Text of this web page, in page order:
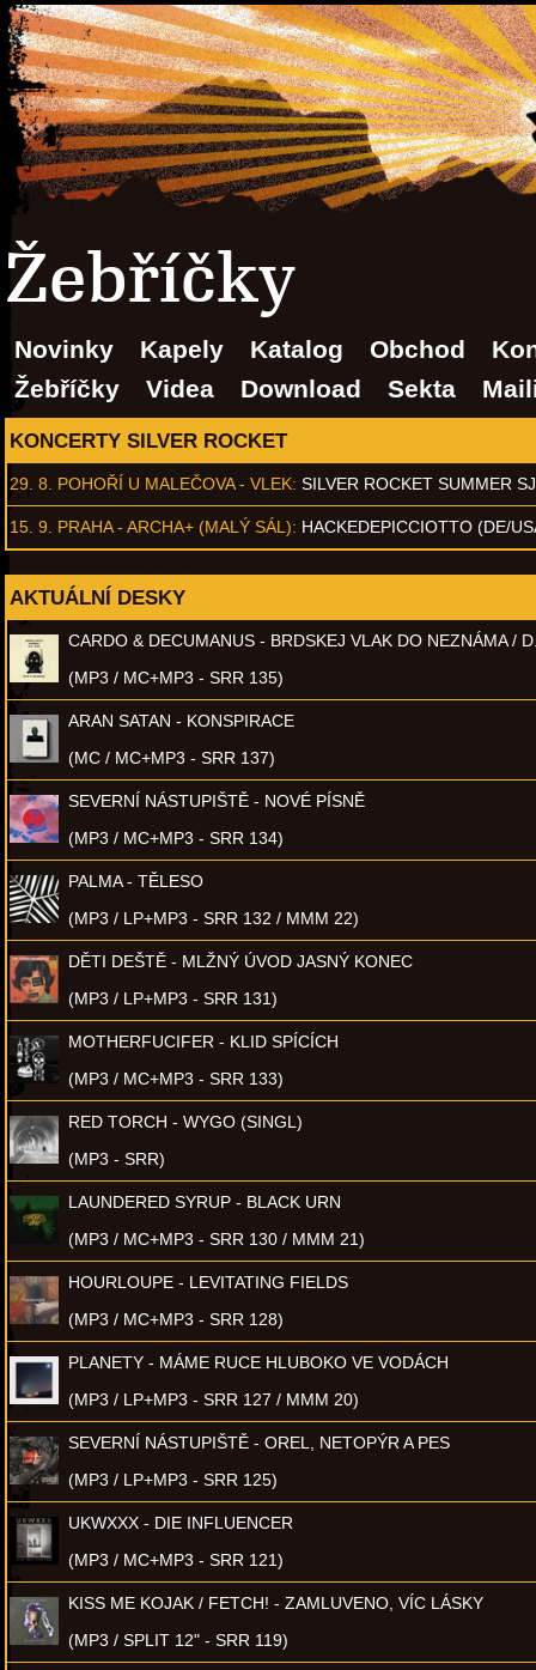
Žebříčky
Novinky Kapely Katalog Obchod
Žebříčky
Videa Download Sekta
KONCERTY SILVER ROCKET
29. 8. POHOŘÍ U MALEČOVA - VLEK: SILVER ROCKET SUMMER
15. 9. PRAHA - ARCHA+ (MALÝ SÁL): HACKEDEPICCIOTTO (DE/
AKTUÁLNÍ DESKY
CARDO & DECUMANUS - BRDSKEJ VLAK DO NEZNÁMA /
(MP3 / MC+MP3 - SRR 135)
ARAN SATAN - KONSPIRACE
(MC / MC+MP3 - SRR 137)
SEVERNÍ NÁSTUPIŠTĚ - NOVÉ PÍSNĚ
(MP3 / MC+MP3 - SRR 134)
PALMA - TĚLESO
(MP3 / LP+MP3 - SRR 132 / MMM 22)
DĚTI DEŠTĚ - MLŽNÝ ÚVOD JASNÝ KONEC
(MP3 / LP+MP3 - SRR 131)
MOTHERFUCIFER - KLID SPÍCÍCH
(MP3 / MC+MP3 - SRR 133)
RED TORCH - WYGO (SINGL)
(MP3 - SRR)
LAUNDERED SYRUP - BLACK URN
(MP3 / MC+MP3 - SRR 130 / MMM 21)
HOURLOUPE - LEVITATING FIELDS
(MP3 / MC+MP3 - SRR 128)
PLANETY - MÁME RUCE HLUBOKO VE VODÁCH
(MP3 / LP+MP3 - SRR 127 / MMM 20)
SEVERNÍ NÁSTUPIŠTĚ - OREL, NETOPÝR A PES
(MP3 / LP+MP3 - SRR 125)
UKWXXX - DIE INFLUENCER
(MP3 / MC+MP3 - SRR 121)
KISS ME KOJAK / FETCH! - ZAMLUVENO, VÍC LÁSKY
(MP3 / SPLIT 12" - SRR 119)